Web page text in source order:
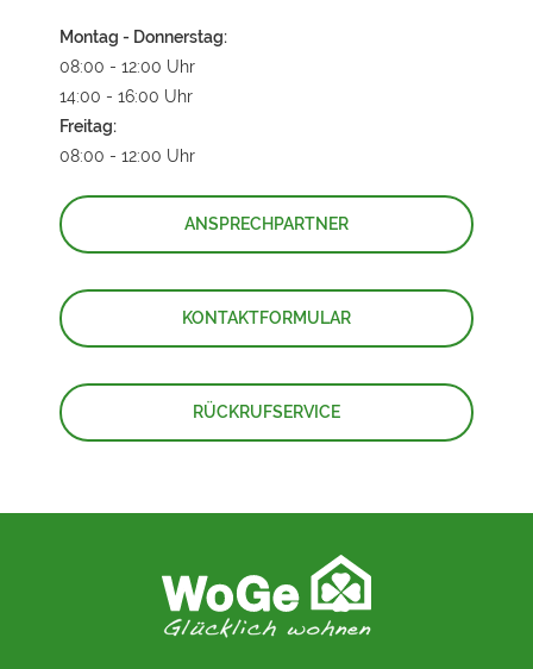
Montag - Donnerstag:
08:00 - 12:00 Uhr
14:00 - 16:00 Uhr
Freitag:
08:00 - 12:00 Uhr
ANSPRECHPARTNER
KONTAKTFORMULAR
RÜCKRUFSERVICE